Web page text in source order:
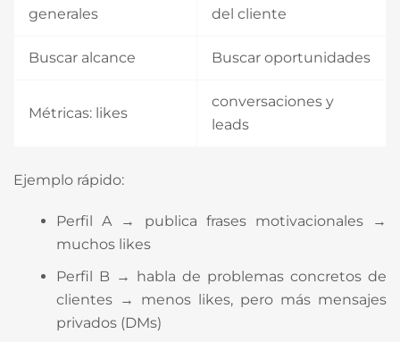
generales
del cliente
Buscar alcance Buscar oportunidades
Métricas: likes
conversaciones y
leads
Ejemplo rápido:
Perfil A → publica frases motivacionales →
muchos likes
Perfil B → habla de problemas concretos de
clientes → menos likes, pero más mensajes
privados (DMs)